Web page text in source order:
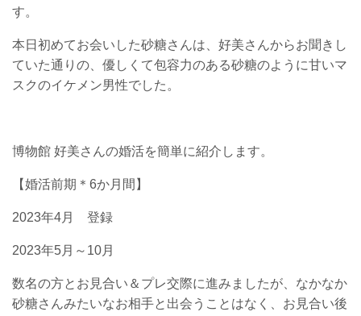
す。
本日初めてお会いした砂糖さんは、好美さんからお聞きし
ていた通りの、優しくて包容力のある砂糖のように甘いマ
スクのイケメン男性でした。
博物館 好美さんの婚活を簡単に紹介します。
【婚活前期＊6か月間】
2023年4月 登録
2023年5月～10月
数名の方とお見合い＆プレ交際に進みましたが、なかなか
砂糖さんみたいなお相手と出会うことはなく、お見合い後